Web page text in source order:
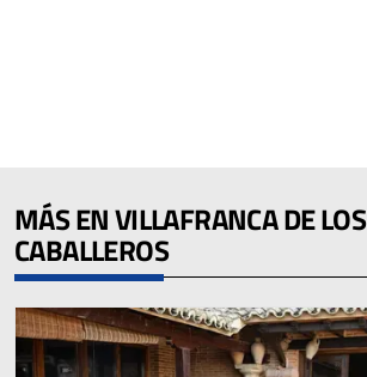
MÁS EN VILLAFRANCA DE LOS
CABALLEROS